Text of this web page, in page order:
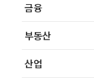
금융
부동산
산업